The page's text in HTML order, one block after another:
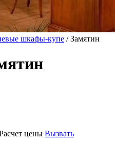
шкафы-купе / Замятин
цены Вызвать